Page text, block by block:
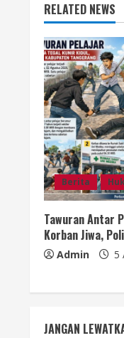
i
n
u
e
R
e
a
d
i
n
g
RELATED NEWS
Berita
Tawuran Antar
Korban Jiwa,
Admin 5
JANGAN